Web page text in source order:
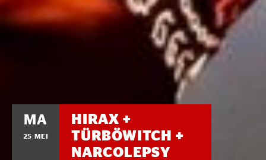
MA
25 MEI
HIRAX +
TÜRBÖWITCH +
NARCOLEPSY